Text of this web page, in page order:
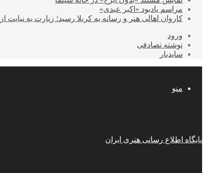
مراسم یادبود «اکبر عبدی»
کاروان اهالی هنر و رسانه به کربلا رسید؛ زیارت به نیایت
ورود
نوشته تصادفی
سایدبار
منو
پایگاه اطلاع رسانی هنری ایران